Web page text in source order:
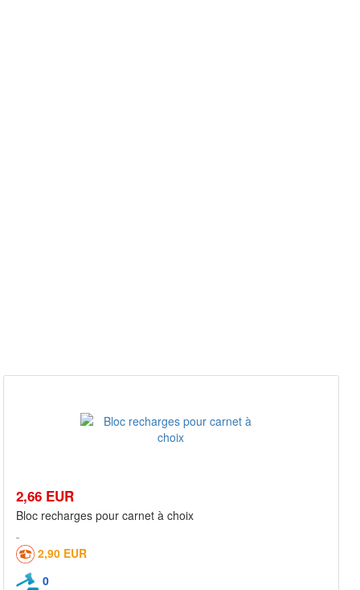
2,66 EUR
Bloc recharges pour carnet à choix
2,90 EUR
0